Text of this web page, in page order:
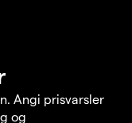
Angi prisvarsler
og